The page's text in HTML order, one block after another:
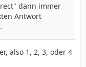
dann immer
Antwort
also 1, 2, 3, oder 4